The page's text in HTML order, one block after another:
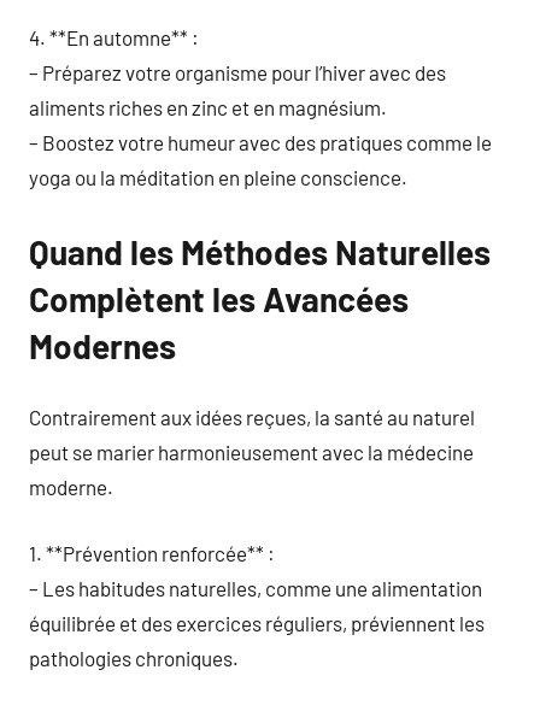
4. **En automne** :
– Préparez votre organisme pour l’hiver avec des
aliments riches en zinc et en magnésium.
– Boostez votre humeur avec des pratiques comme le
yoga ou la méditation en pleine conscience.
Quand les Méthodes Naturelles
Complètent les Avancées
Modernes
Contrairement aux idées reçues, la santé au naturel
peut se marier harmonieusement avec la médecine
moderne.
1. **Prévention renforcée** :
– Les habitudes naturelles, comme une alimentation
équilibrée et des exercices réguliers, préviennent les
pathologies chroniques.